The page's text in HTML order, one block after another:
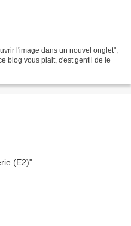
l'image dans un nouvel onglet",
blog vous plait, c'est gentil de le